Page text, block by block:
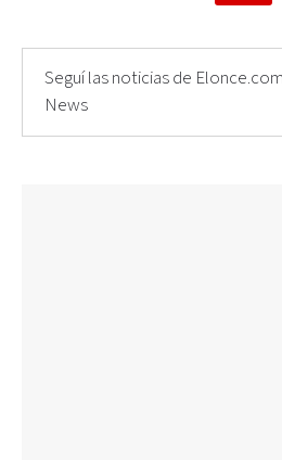
Seguí las noticias de
News